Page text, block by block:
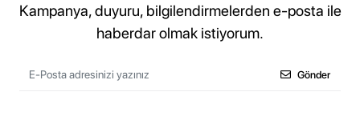
Kampanya, duyuru, bilgilendirmelerden e-posta ile
haberdar olmak istiyorum.
Gönder